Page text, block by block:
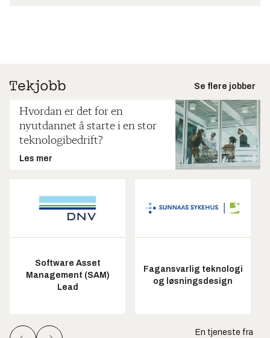
Se flere jobber
Hvordan er det for en
nyutdannet å starte i en stor
teknologibedrift?
Les mer
Software Asset
Management (SAM)
Lead
Fagansvarlig teknologi
og løsningsdesign
En tjeneste fra